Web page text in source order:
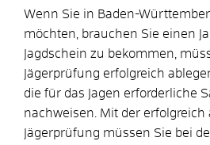
Wenn Sie in Baden-
möchten, brauchen Sie einen
Jagdschein zu bekommen,
Jägerprüfung erfolgreich
die für das Jagen erforderliche
nachweisen. Mit der erfolgreich
Jägerprüfung müssen Sie bei